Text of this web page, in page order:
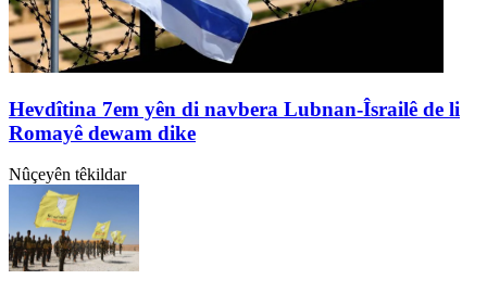
Hevdîtina 7em yên di navbera Lubnan-Îsrailê de li
Romayê dewam dike
Nûçeyên têkildar